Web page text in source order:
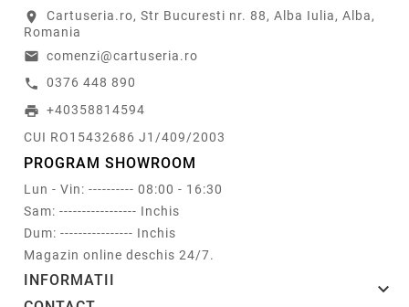
location_on
Cartuseria.ro, Str Bucuresti nr. 88, Alba Iulia, Alba,
Romania
email comenzi@cartuseria.ro
call 0376 448 890
print +40358814594
CUI RO15432686 J1/409/2003
PROGRAM SHOWROOM
Lun - Vin: ---------- 08:00 - 16:30
Sam: ----------------- Inchis
Dum: ---------------- Inchis
Magazin online deschis 24/7.
INFORMATII 